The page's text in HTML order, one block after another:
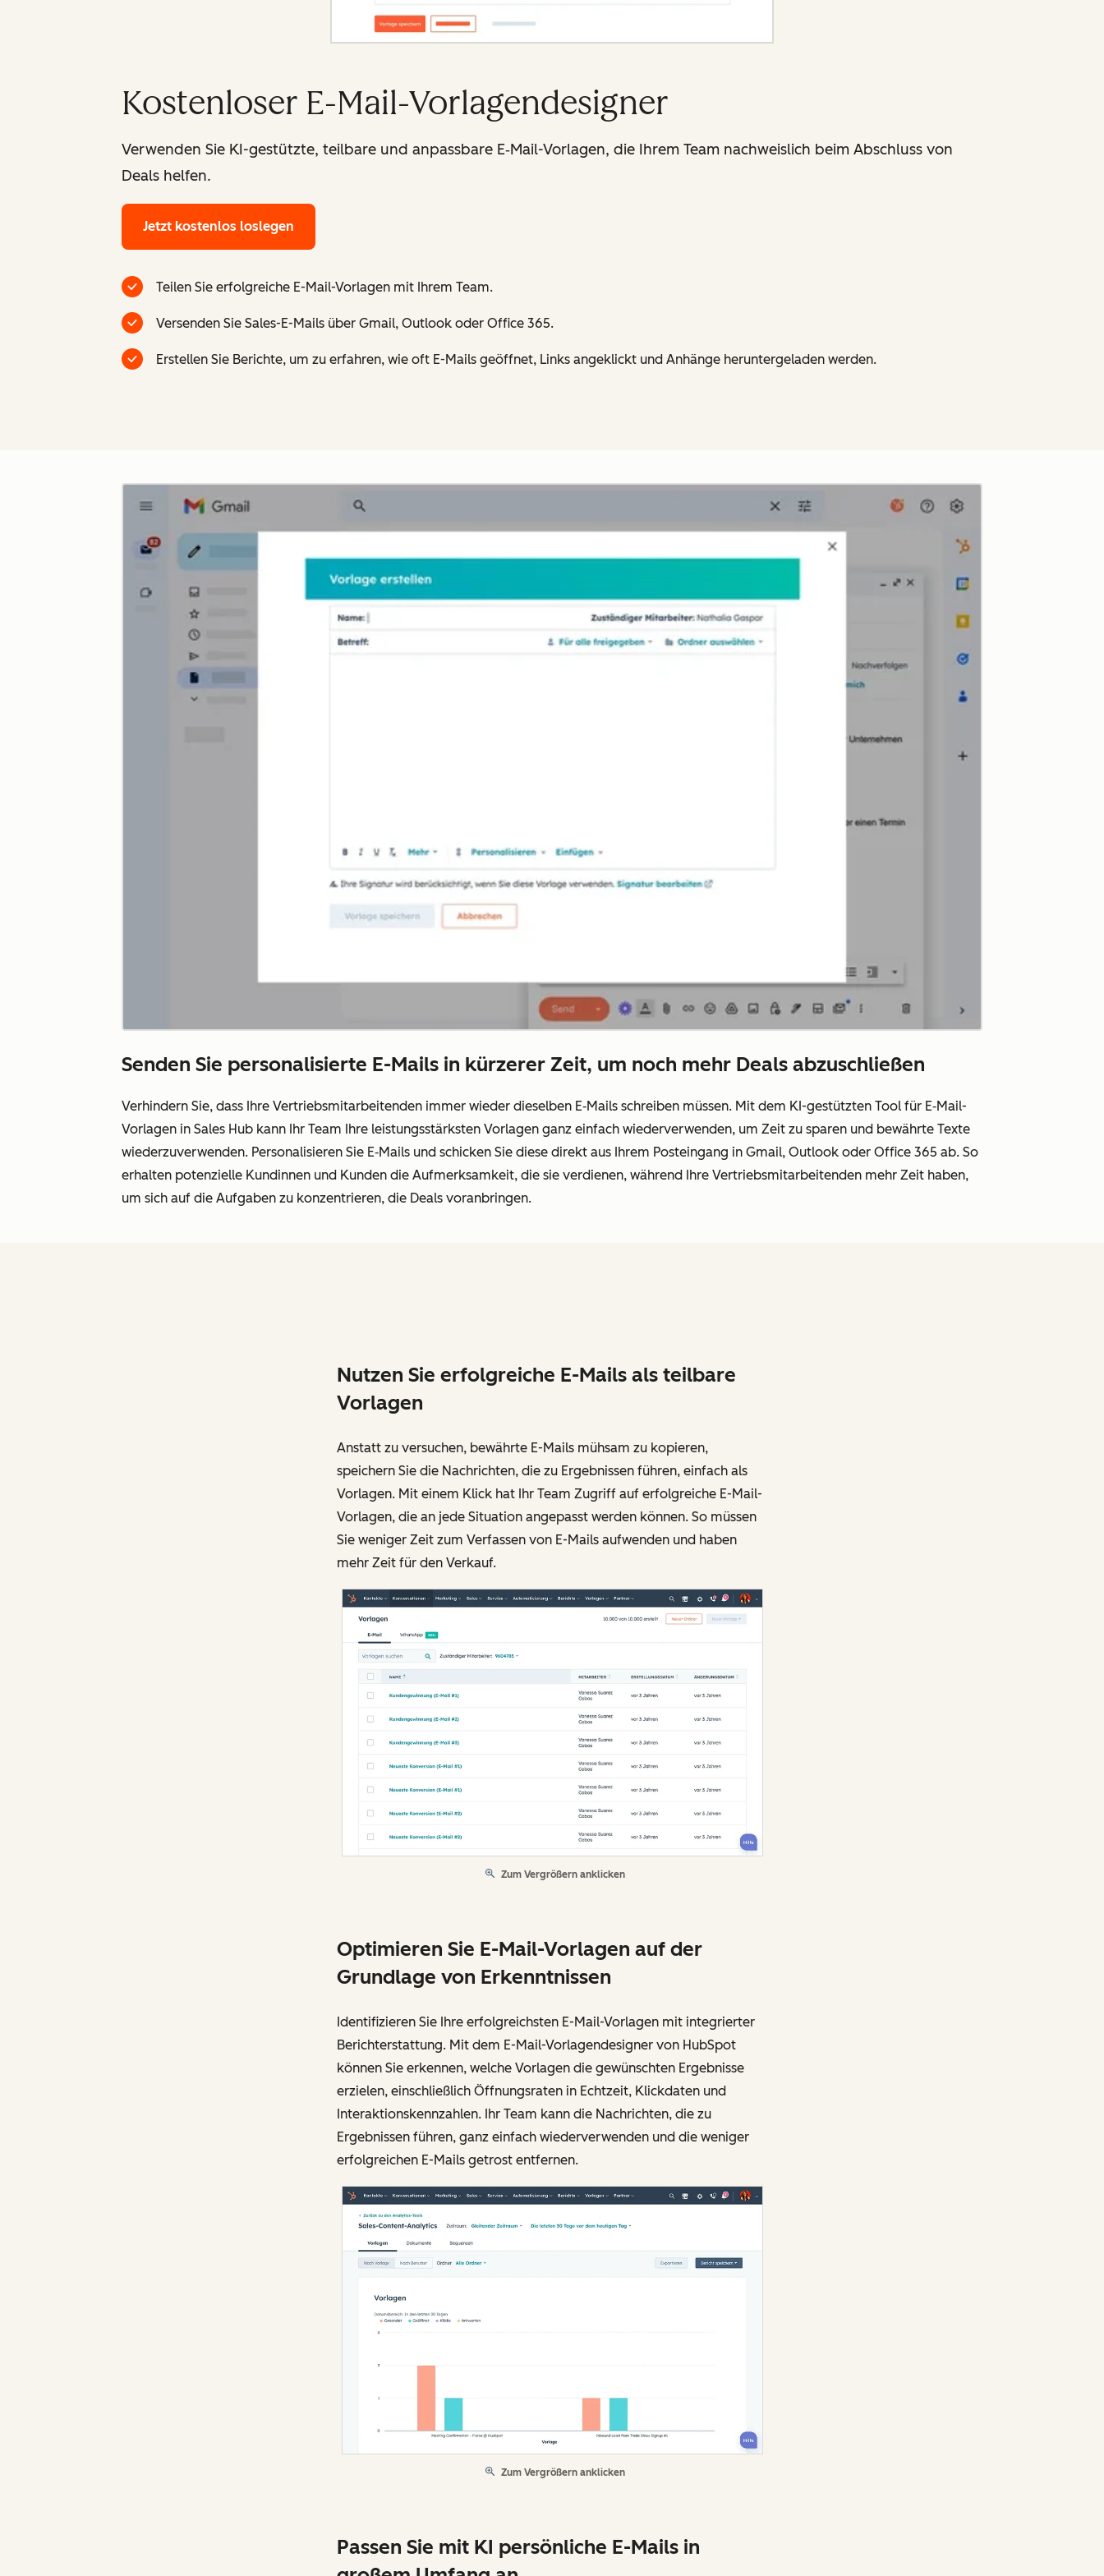
Kostenloser E-Mail-Vorlagendesigner
Verwenden Sie KI-gestützte, teilbare und anpassbare E‑Mail-Vorlagen, die Ihrem Team nachweislich beim Abschluss von
Deals helfen.
Jetzt kostenlos loslegen
Teilen Sie erfolgreiche E-Mail-Vorlagen mit Ihrem Team.
Versenden Sie Sales-E-Mails über Gmail, Outlook oder Office 365.
Erstellen Sie Berichte, um zu erfahren, wie oft E-Mails geöffnet, Links angeklickt und Anhänge heruntergeladen werden.
Senden Sie personalisierte E-Mails in kürzerer Zeit, um noch mehr Deals abzuschließen
Verhindern Sie, dass Ihre Vertriebsmitarbeitenden immer wieder dieselben E‑Mails schreiben müssen. Mit dem KI-gestützten Tool für E‑Mail-
Vorlagen in Sales Hub kann Ihr Team Ihre leistungsstärksten Vorlagen ganz einfach wiederverwenden, um Zeit zu sparen und bewährte Texte
wiederzuverwenden. Personalisieren Sie E‑Mails und schicken Sie diese direkt aus Ihrem Posteingang in Gmail, Outlook oder Office 365 ab. So
erhalten potenzielle Kundinnen und Kunden die Aufmerksamkeit, die sie verdienen, während Ihre Vertriebsmitarbeitenden mehr Zeit haben,
um sich auf die Aufgaben zu konzentrieren, die Deals voranbringen.
Nutzen Sie erfolgreiche E-Mails als teilbare
Vorlagen
Anstatt zu versuchen, bewährte E-Mails mühsam zu kopieren,
speichern Sie die Nachrichten, die zu Ergebnissen führen, einfach als
Vorlagen. Mit einem Klick hat Ihr Team Zugriff auf erfolgreiche E-Mail-
Vorlagen, die an jede Situation angepasst werden können. So müssen
Sie weniger Zeit zum Verfassen von E-Mails aufwenden und haben
mehr Zeit für den Verkauf.
Zum Vergrößern anklicken
Optimieren Sie E-Mail-Vorlagen auf der
Grundlage von Erkenntnissen
Identifizieren Sie Ihre erfolgreichsten E-Mail-Vorlagen mit integrierter
Berichterstattung. Mit dem E-Mail-Vorlagendesigner von HubSpot
können Sie erkennen, welche Vorlagen die gewünschten Ergebnisse
erzielen, einschließlich Öffnungsraten in Echtzeit, Klickdaten und
Interaktionskennzahlen. Ihr Team kann die Nachrichten, die zu
Ergebnissen führen, ganz einfach wiederverwenden und die weniger
erfolgreichen E-Mails getrost entfernen.
Zum Vergrößern anklicken
Passen Sie mit KI persönliche E-Mails in